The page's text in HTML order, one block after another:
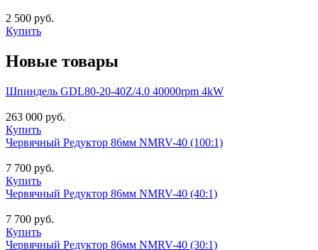
2 500 руб.
Купить
Новые товары
Шпиндель GDL80-20-40Z/4.0 40000rpm 4kW
263 000 руб.
Купить
Червячный Редуктор 86мм NMRV-40 (100:1)
7 700 руб.
Купить
Червячный Редуктор 86мм NMRV-40 (40:1)
7 700 руб.
Купить
Червячный Редуктор 86мм NMRV-40 (30:1)